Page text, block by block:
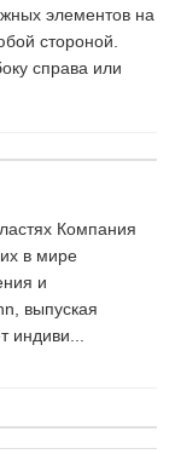
элементов на
стороной.
справа или
Компания
в мире
и
выпуская
индиви...